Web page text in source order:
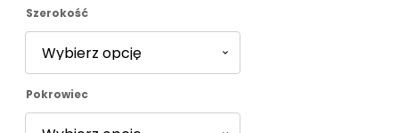
1245,00 zł
do
2966,00 zł
Szerokość
Pokrowiec